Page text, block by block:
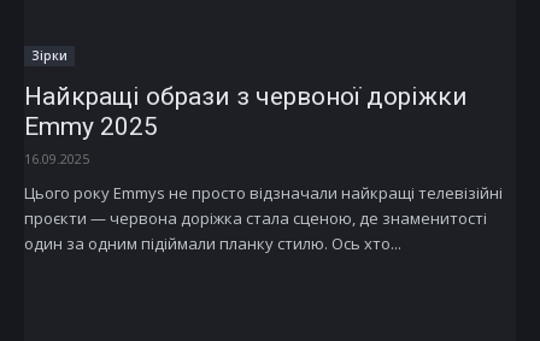
Зірки
Найкращі образи з червоної доріжки
Emmy 2025
16.09.2025
Цього року Emmys не просто відзначали найкращі телевізійні
проєкти — червона доріжка стала сценою, де знаменитості
один за одним підіймали планку стилю. Ось хто...